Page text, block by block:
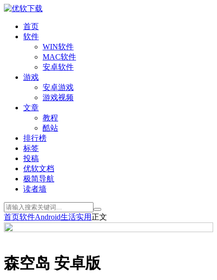
首页
软件
WIN软件
MAC软件
安卓软件
游戏
安卓游戏
游戏视频
文章
教程
酷站
排行榜
标签
投稿
优软文档
极简导航
读者墙
首页软件Android生活实用 正文
森空岛 安卓版